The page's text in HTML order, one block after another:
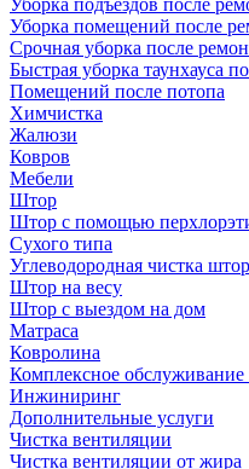
Уборка подъездов после
Уборка помещений после
Срочная уборка после
Быстрая уборка таунхауса
Помещений после потопа
Химчистка
Жалюзи
Ковров
Мебели
Штор
Штор с помощью
Сухого типа
Углеводородная чистка штор
Штор на весу
Штор с выездом на дом
Матраса
Ковролина
Комплексное обслуживание
Инжиниринг
Дополнительные услуги
Чистка вентиляции
Чистка вентиляции от жира